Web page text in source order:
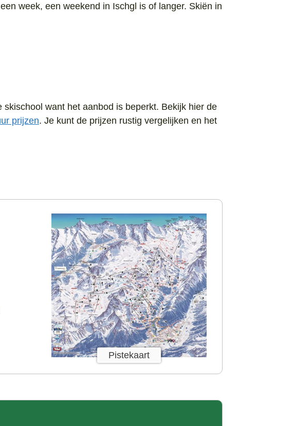
week, een weekend in Ischgl is of langer. Skiën in
want het aanbod is beperkt. Bekijk hier de
prijzen. Je kunt de prijzen rustig vergelijken en het
Pistekaart